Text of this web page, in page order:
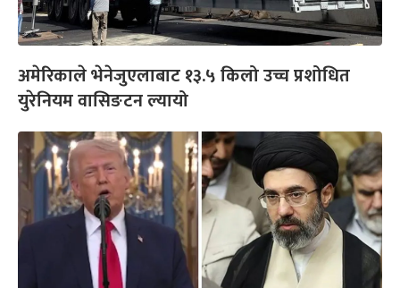
अमेरिकाले भेनेजुएलाबाट १३.५ किलो उच्च प्रशोधित
युरेनियम वासिङटन ल्यायो